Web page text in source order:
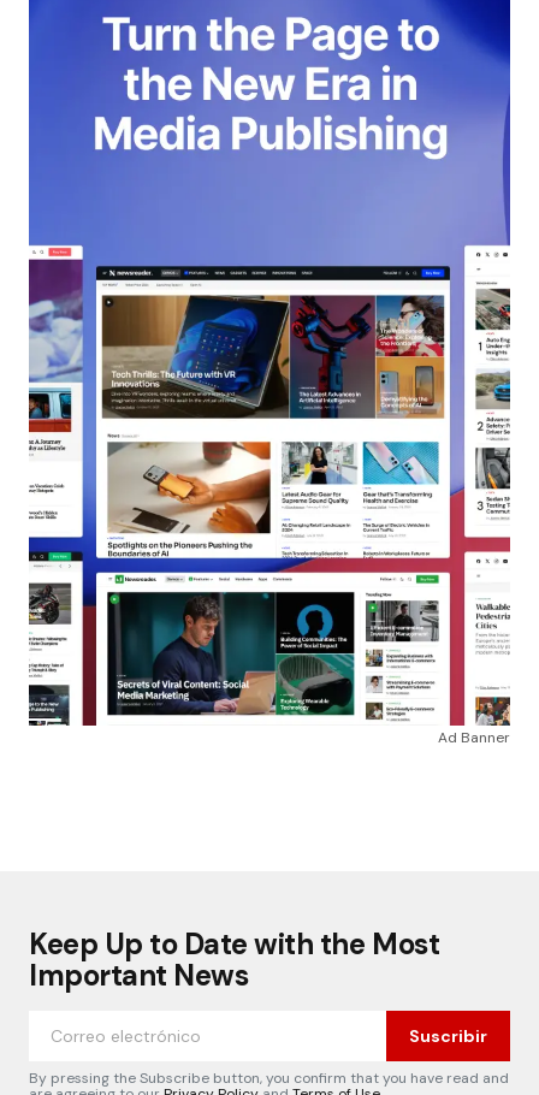
Ad Banner
Keep Up to Date with the Most
Important News
Suscribir
By pressing the Subscribe button, you confirm that you have read and